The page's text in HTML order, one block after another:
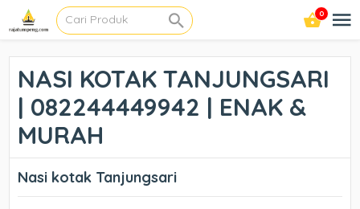
0
NASI KOTAK TANJUNGSARI
| 082244449942 | ENAK &
MURAH
Nasi kotak Tanjungsari